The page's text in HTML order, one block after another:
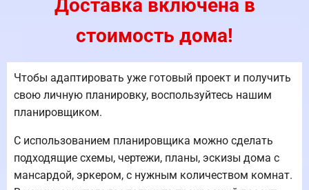
Доставка включена в
стоимость дома!
Чтобы адаптировать уже готовый проект и получить
свою личную планировку, воспользуйтесь нашим
планировщиком.
С использованием планировщика можно сделать
подходящие схемы, чертежи, планы, эскизы дома с
мансардой, эркером, с нужным количеством комнат.